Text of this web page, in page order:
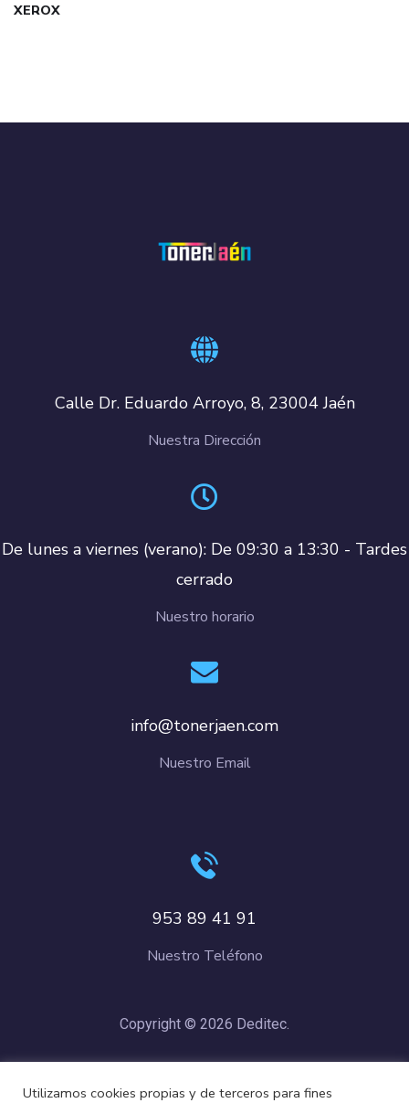
XEROX
Calle Dr. Eduardo Arroyo, 8, 23004 Jaén
Nuestra Dirección
De lunes a viernes (verano): De 09:30 a 13:30 - Tardes
cerrado
Nuestro horario
info@tonerjaen.com
Nuestro Email
953 89 41 91
Nuestro Teléfono
Copyright © 2026 Deditec.
Cookies
Utilizamos cookies propias y de terceros para fines